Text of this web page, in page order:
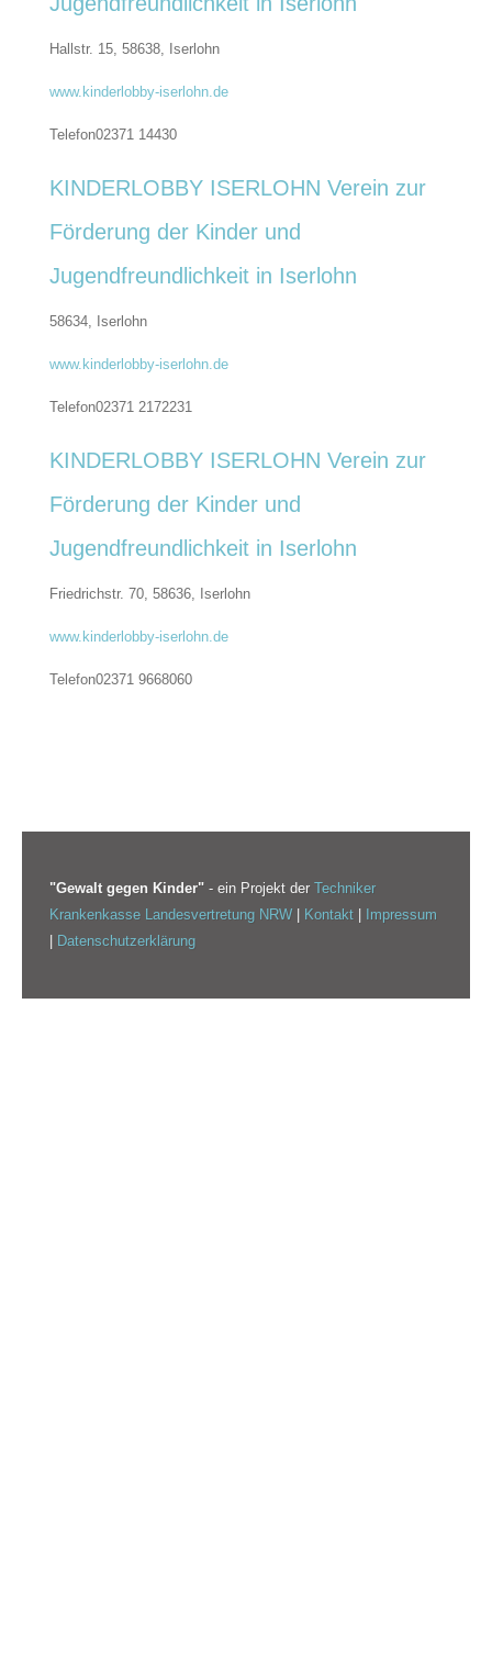
Hallstr. 15, 58638, Iserlohn
www.kinderlobby-iserlohn.de
Telefon02371 14430
KINDERLOBBY ISERLOHN Verein zur
Förderung der Kinder und
Jugendfreundlichkeit in Iserlohn
58634, Iserlohn
www.kinderlobby-iserlohn.de
Telefon02371 2172231
KINDERLOBBY ISERLOHN Verein zur
Förderung der Kinder und
Jugendfreundlichkeit in Iserlohn
Friedrichstr. 70, 58636, Iserlohn
www.kinderlobby-iserlohn.de
Telefon02371 9668060
"Gewalt gegen Kinder" - ein Projekt der Techniker
Krankenkasse Landesvertretung NRW
Kontakt
Impressum
Datenschutzerklärung